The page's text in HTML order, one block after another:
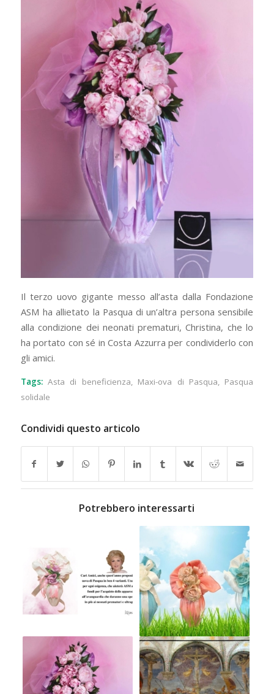
Il terzo uovo gigante messo all’asta dalla Fondazione
ASM ha allietato la Pasqua di un’altra persona sensibile
alla condizione dei neonati prematuri, Christina, che lo
ha portato con sé in Costa Azzurra per condividerlo con
gli amici.
Tags: Asta di beneficienza, Maxi-ova di Pasqua, Pasqua
solidale
Condividi questo articolo
Potrebbero interessarti